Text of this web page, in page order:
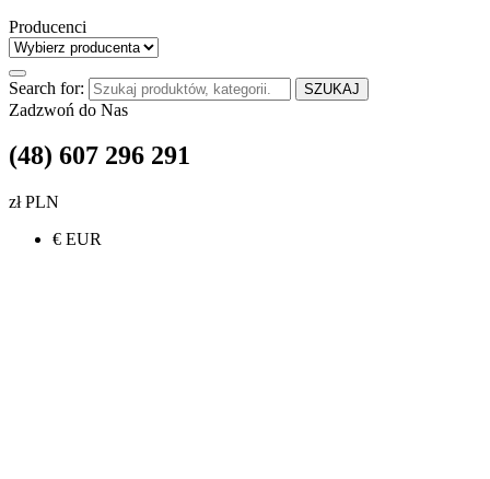
Producenci
Search for: SZUKAJ
Zadzwoń do Nas
(48) 607 296 291
zł PLN
€ EUR